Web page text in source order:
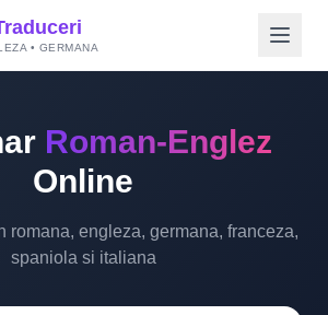
• GERMANA
Roman-Englez
Online
romana, engleza, germana, franceza,
spaniola si italiana